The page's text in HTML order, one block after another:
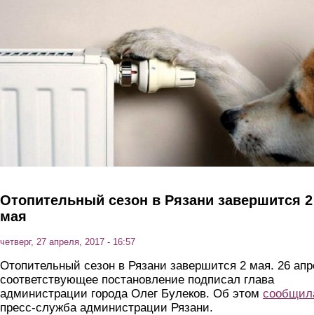
Отопительный сезон в Рязани завершится 2
мая
четверг, 27 апреля, 2017 - 16:57
Отопительный сезон в Рязани завершится 2 мая. 26
соответствующее постановление подписал глава
администрации города Олег Булеков. Об этом
пресс-служба администрации Рязани.